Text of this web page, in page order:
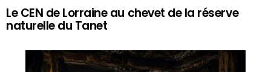
Le CEN de Lorraine au chevet de la réserve
naturelle du Tanet